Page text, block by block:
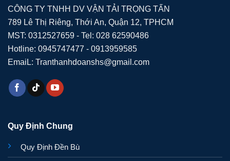
CÔNG TY TNHH DV VẬN TẢI TRỌNG TẤN
789 Lê Thị Riêng, Thới An, Quận 12, TPHCM
MST: 0312527659 - Tel: 028 62590486
Hotline: 0945747477 - 0913959585
EmaiL: Tranthanhdoanshs@gmail.com
Quy Định Chung
Quy Định Đền Bù